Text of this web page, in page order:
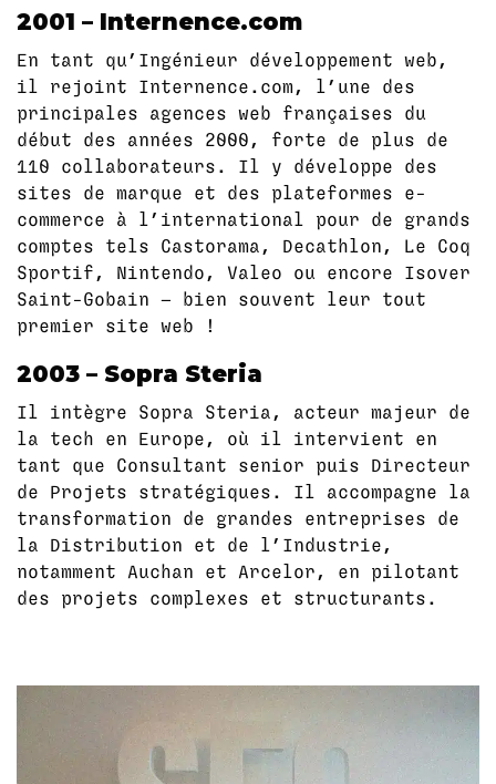
2001 – Internence.com
En tant qu’Ingénieur développement web,
il rejoint Internence.com, l’une des
principales agences web françaises du
début des années 2000, forte de plus de
110 collaborateurs. Il y développe des
sites de marque et des plateformes e-
commerce à l’international pour de grands
comptes tels Castorama, Decathlon, Le Coq
Sportif, Nintendo, Valeo ou encore Isover
Saint-Gobain — bien souvent leur tout
premier site web !
2003 – Sopra Steria
Il intègre Sopra Steria, acteur majeur de
la tech en Europe, où il intervient en
tant que Consultant senior puis Directeur
de Projets stratégiques. Il accompagne la
transformation de grandes entreprises de
la Distribution et de l’Industrie,
notamment Auchan et Arcelor, en pilotant
des projets complexes et structurants.